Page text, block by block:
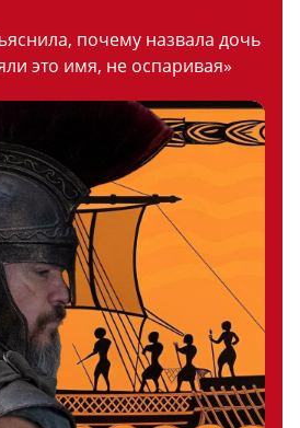
почему назвала дочь
это имя, не оспаривая»